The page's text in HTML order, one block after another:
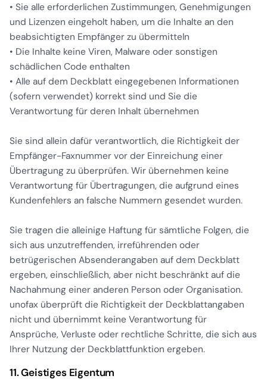
• Sie alle erforderlichen Zustimmungen, Genehmigungen
und Lizenzen eingeholt haben, um die Inhalte an den
beabsichtigten Empfänger zu übermitteln
• Die Inhalte keine Viren, Malware oder sonstigen
schädlichen Code enthalten
• Alle auf dem Deckblatt eingegebenen Informationen
(sofern verwendet) korrekt sind und Sie die
Verantwortung für deren Inhalt übernehmen
Sie sind allein dafür verantwortlich, die Richtigkeit der
Empfänger-Faxnummer vor der Einreichung einer
Übertragung zu überprüfen. Wir übernehmen keine
Verantwortung für Übertragungen, die aufgrund eines
Kundenfehlers an falsche Nummern gesendet wurden.
Sie tragen die alleinige Haftung für sämtliche Folgen, die
sich aus unzutreffenden, irreführenden oder
betrügerischen Absenderangaben auf dem Deckblatt
ergeben, einschließlich, aber nicht beschränkt auf die
Nachahmung einer anderen Person oder Organisation.
unofax überprüft die Richtigkeit der Deckblattangaben
nicht und übernimmt keine Verantwortung für
Ansprüche, Verluste oder rechtliche Schritte, die sich aus
Ihrer Nutzung der Deckblattfunktion ergeben.
11. Geistiges Eigentum